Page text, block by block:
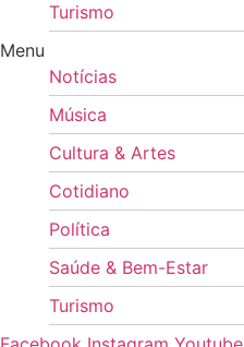
Turismo
Menu
Notícias
Música
Cultura & Artes
Cotidiano
Política
Saúde & Bem-Estar
Turismo